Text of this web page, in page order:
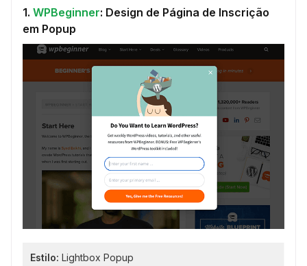
1. WPBeginner: Design de Página de Inscrição
em Popup
Estilo: Lightbox Popup